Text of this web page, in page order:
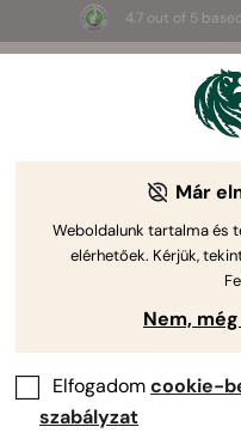
4.7 out of 5
Summer Sales
la produsele
Már
Weboldalunk tartalma és
elérhetőek. Kérjük,
Nem,
Elfogadomcookie-
szabályzat